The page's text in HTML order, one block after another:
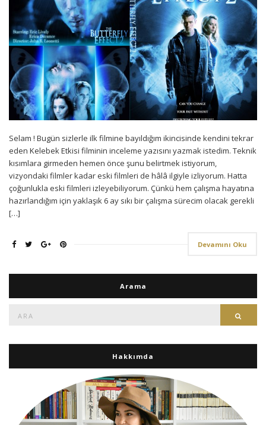
Selam ! Bugün sizlerle ilk filmine bayıldığım ikincisinde kendini tekrar
eden Kelebek Etkisi filminin inceleme yazısını yazmak istedim. Teknik
kısımlara girmeden hemen önce şunu belirtmek istiyorum,
vizyondaki filmler kadar eski filmleri de hâlâ ilgiyle izliyorum. Hatta
çoğunlukla eski filmleri izleyebiliyorum. Çünkü hem çalışma hayatına
hazırlandığım için yaklaşık 6 ay sıkı bir çalışma sürecim olacak gerekli
[…]
Devamını Oku
Arama
Hakkımda